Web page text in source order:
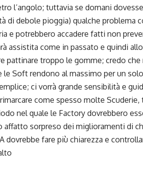
l’angolo; tuttavia se domani
di debole pioggia) qualche problema
e potrebbero accadere fatti non
assistita come in passato e quindi
pattinare troppo le gomme; credo
le Soft rendono al massimo per un
ci vorrà grande sensibilità e
come spesso molte
nel quale le Factory dovrebbero
affatto sorpreso dei miglioramenti di
dovrebbe fare più chiarezza e